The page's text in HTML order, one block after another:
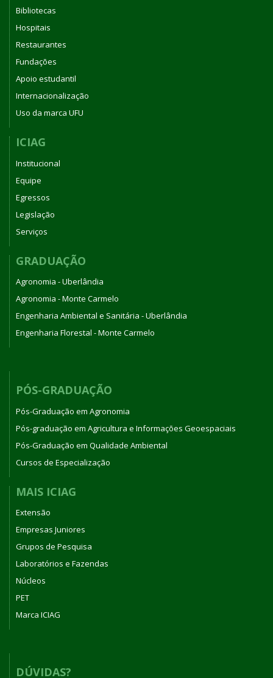
Bibliotecas
Hospitais
Restaurantes
Fundações
Apoio estudantil
Internacionalização
Uso da marca UFU
ICIAG
Institucional
Equipe
Egressos
Legislação
Serviços
GRADUAÇÃO
Agronomia - Uberlândia
Agronomia - Monte Carmelo
Engenharia Ambiental e Sanitária - Uberlândia
Engenharia Florestal - Monte Carmelo
PÓS-GRADUAÇÃO
Pós-Graduação em Agronomia
Pós-graduação em Agricultura e Informações Geoespaciais
Pós-Graduação em Qualidade Ambiental
Cursos de Especialização
MAIS ICIAG
Extensão
Empresas Juniores
Grupos de Pesquisa
Laboratórios e Fazendas
Núcleos
PET
Marca ICIAG
DÚVIDAS?